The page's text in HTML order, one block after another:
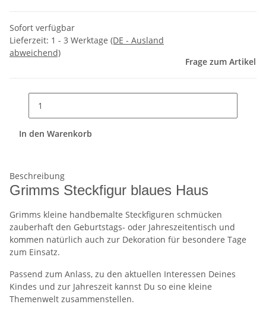
Sofort verfügbar
Lieferzeit: 1 - 3 Werktage (DE - Ausland
abweichend)
Frage zum Artikel
In den Warenkorb
Beschreibung
Grimms Steckfigur blaues Haus
Grimms kleine handbemalte Steckfiguren schmücken
zauberhaft den Geburtstags- oder Jahreszeitentisch und
kommen natürlich auch zur Dekoration für besondere Tage
zum Einsatz.
Passend zum Anlass, zu den aktuellen Interessen Deines
Kindes und zur Jahreszeit kannst Du so eine kleine
Themenwelt zusammenstellen.